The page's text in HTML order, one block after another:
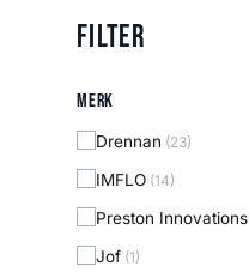
Filter
Merk
Merk
Drennan (23)
IMFLO (14)
Preston Innovations
Jof (1)